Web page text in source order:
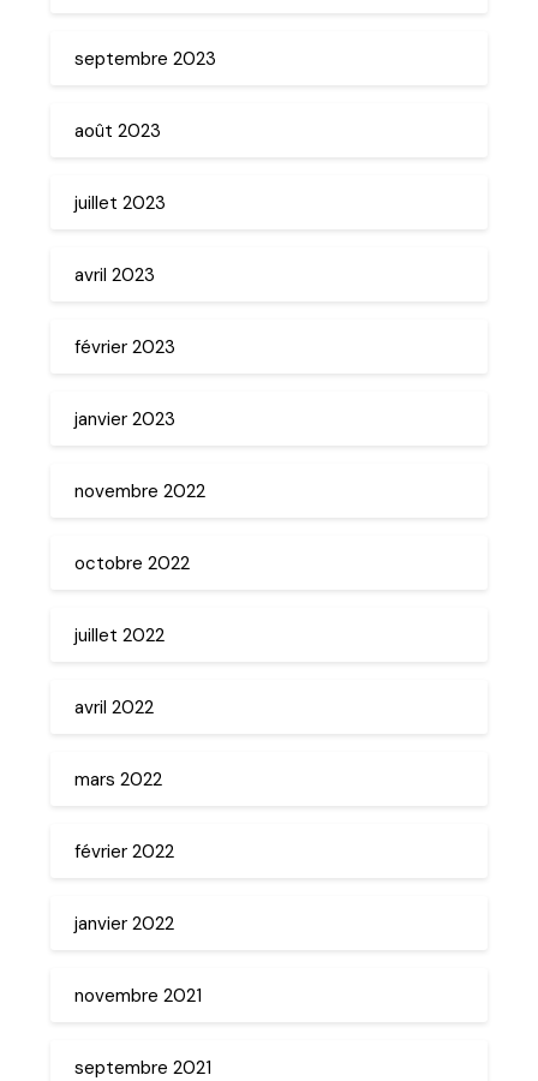
septembre 2023
août 2023
juillet 2023
avril 2023
février 2023
janvier 2023
novembre 2022
octobre 2022
juillet 2022
avril 2022
mars 2022
février 2022
janvier 2022
novembre 2021
septembre 2021